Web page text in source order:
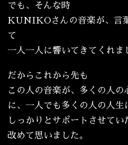
でも、そんな時
KUNIKOさんの音楽が、言
て
一人一人に響いてきてくれま
だからこれから先も
この人の音楽が、多くの人の
に、一人でも多くの人の人生
しっかりとサポートさせてい
改めて思いました。